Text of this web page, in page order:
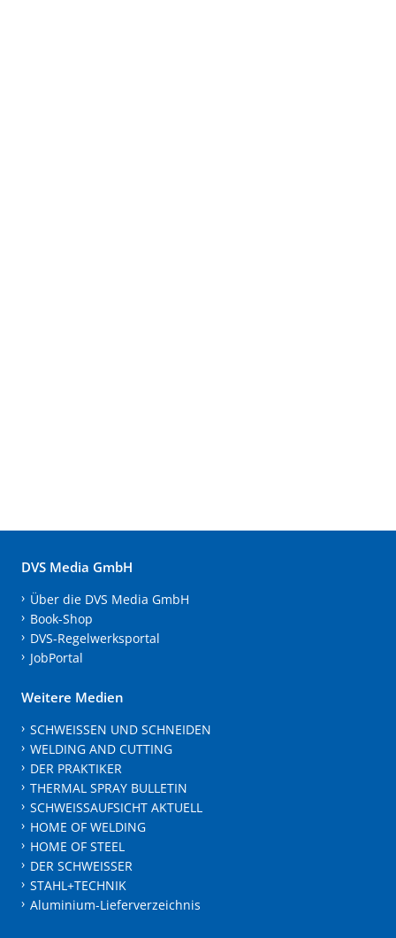
DVS Media GmbH
Über die DVS Media GmbH
Book-Shop
DVS-Regelwerksportal
JobPortal
Weitere Medien
SCHWEISSEN UND SCHNEIDEN
WELDING AND CUTTING
DER PRAKTIKER
THERMAL SPRAY BULLETIN
SCHWEISSAUFSICHT AKTUELL
HOME OF WELDING
HOME OF STEEL
DER SCHWEISSER
STAHL+TECHNIK
Aluminium-Lieferverzeichnis